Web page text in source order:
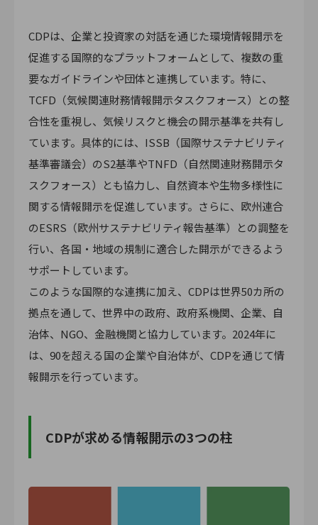
CDPは、企業と投資家の対話を通じた環境情報開示を
促進する国際的なプラットフォームとして、複数の重
要なガイドラインや団体と連携しています。特に、
TCFD（気候関連財務情報開示タスクフォース）との整
合性を重視し、気候リスクと機会の開示基準を共有し
ています。具体的には、ISSB（国際サステナビリティ
基準審議会）のS2基準やTNFD（自然関連財務開示タ
スクフォース）とも協力し、自然資本や生物多様性に
関する情報開示を促進しています。さらに、欧州連合
のESRS（欧州サステナビリティ報告基準）との調整を
行い、各国・地域の規制に適合した開示ができるよう
サポートしています。
このような国際的な連携に加え、CDPは世界50カ所の
拠点を通して、世界中の政府、政府系機関、企業、自
治体、NGO、金融機関と協力しています。2024年に
は、90を超える国の企業や自治体が、CDPを通じて情
報開示を行っています。
CDPが求める情報開示の3つの柱